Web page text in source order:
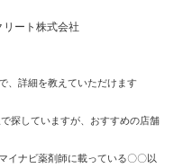
ート株式会社
、詳細を教えていただけます
探していますが、おすすめの店舗
イナビ薬剤師に載っている〇〇以